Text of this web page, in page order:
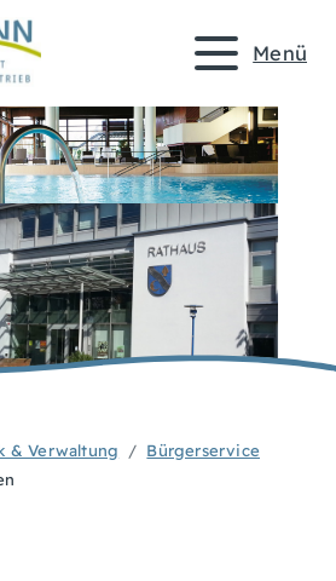
Menü
& Verwaltung
Bürgerservice